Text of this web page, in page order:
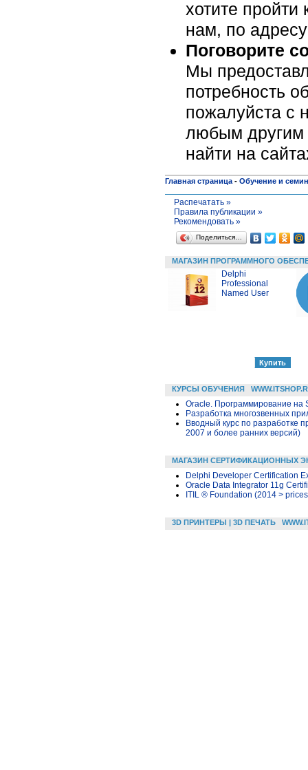
хотите
нам, по
Поговорите
Мы
потребность
пожалуйста c
любым другим
найти на
Главная страница - Обучение и
Распечатать »
Правила публикации »
Рекомендовать »
Поделиться…
МАГАЗИН ПРОГРАММНОГО
Delphi
Professional
Named User
КУРСЫ ОБУЧЕНИЯ
Oracle. Программирование на
Разработка многозвенных
Вводный курс по разработке
2007 и более ранних версий)
МАГАЗИН СЕРТИФИКАЦИОННЫХ
Delphi Developer Certification
Oracle Data Integrator 11g
ITIL ® Foundation (2014 >
3D ПРИНТЕРЫ | 3D ПЕЧАТЬ